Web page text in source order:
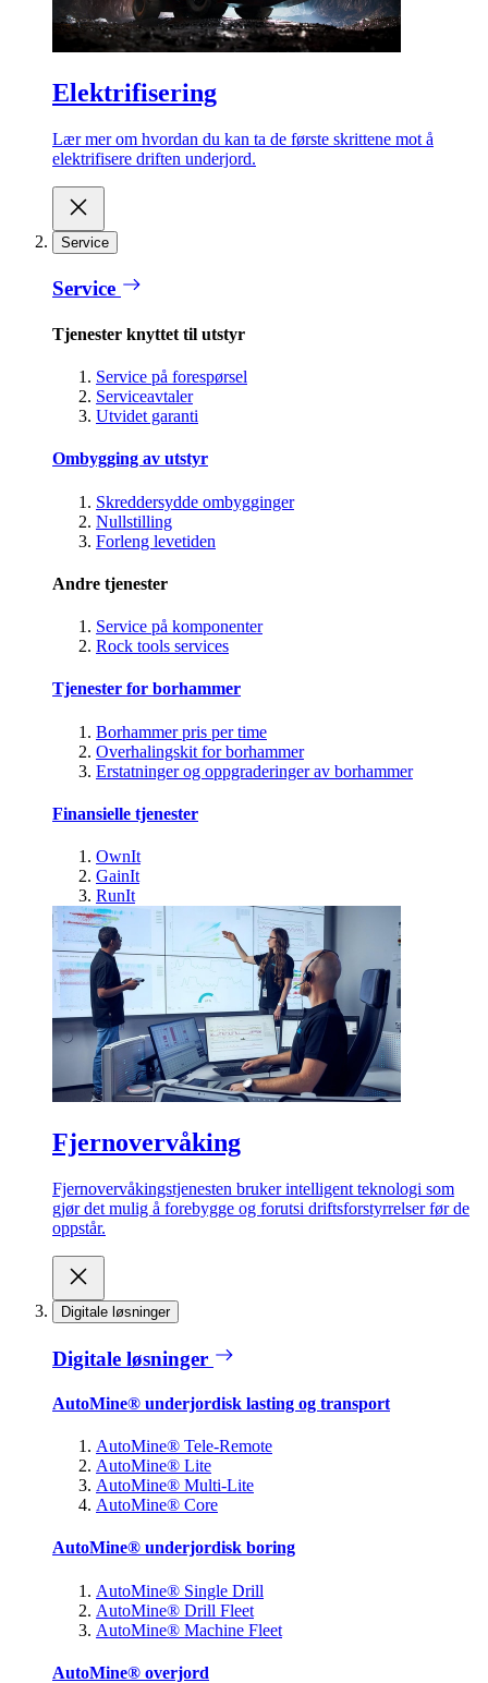
Elektrifisering
Lær mer om hvordan du kan ta de første skrittene mot å
elektrifisere driften underjord.
Service
Service
Tjenester knyttet til utstyr
Service på forespørsel
Serviceavtaler
Utvidet garanti
Ombygging av utstyr
Skreddersydde ombygginger
Nullstilling
Forleng levetiden
Andre tjenester
Service på komponenter
Rock tools services
Tjenester for borhammer
Borhammer pris per time
Overhalingskit for borhammer
Erstatninger og oppgraderinger av borhammer
Finansielle tjenester
OwnIt
GainIt
RunIt
Fjernovervåking
Fjernovervåkingstjenesten bruker intelligent teknologi som
gjør det mulig å forebygge og forutsi driftsforstyrrelser før de
oppstår.
Digitale løsninger
Digitale løsninger
AutoMine® underjordisk lasting og transport
AutoMine® Tele-Remote
AutoMine® Lite
AutoMine® Multi-Lite
AutoMine® Core
AutoMine® underjordisk boring
AutoMine® Single Drill
AutoMine® Drill Fleet
AutoMine® Machine Fleet
AutoMine® overjord